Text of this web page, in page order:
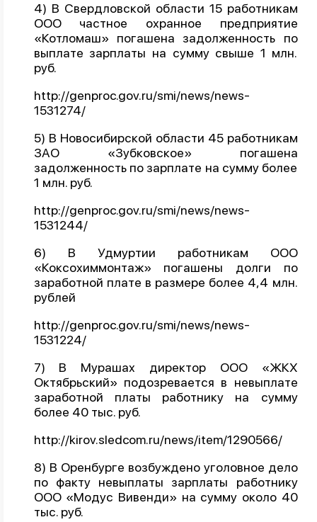
4) В Свердловской области 15 работникам
ООО частное охранное предприятие
«Котломаш» погашена задолженность по
выплате зарплаты на сумму свыше 1 млн.
руб.
http://genproc.gov.ru/smi/news/news-
1531274/
5) В Новосибирской области 45 работникам
ЗАО «Зубковское» погашена
задолженность по зарплате на сумму более
1 млн. руб.
http://genproc.gov.ru/smi/news/news-
1531244/
6) В Удмуртии работникам ООО
«Коксохиммонтаж» погашены долги по
заработной плате в размере более 4,4 млн.
рублей
http://genproc.gov.ru/smi/news/news-
1531224/
7) В Мурашах директор OOO «ЖКХ
Октябрьский» подозревается в невыплате
заработной платы работнику на сумму
более 40 тыс. руб.
http://kirov.sledcom.ru/news/item/1290566/
8) В Оренбурге возбуждено уголовное дело
по факту невыплаты зарплаты работнику
ООО «Модус Вивенди» на сумму около 40
тыс. руб.